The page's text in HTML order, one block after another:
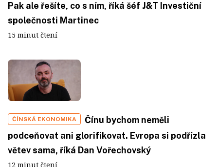
Pak ale řešíte, co s ním, říká šéf J&T Investiční
společnosti Martinec
15 minut čtení
ČÍNSKÁ EKONOMIKA
Čínu bychom neměli
podceňovat ani glorifikovat. Evropa si podřízla
větev sama, říká Dan Vořechovský
12 minut čtení